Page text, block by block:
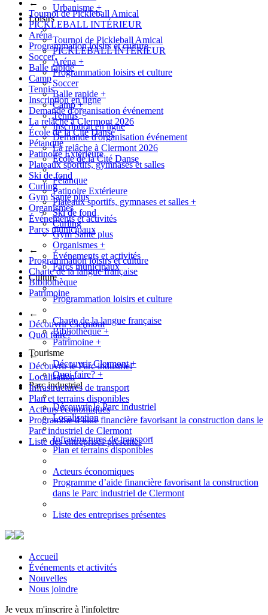
←
Tournoi de Pickleball Amical
PICKLEBALL INTÉRIEUR
Aréna
Programmation loisirs et culture
Soccer
Balle rapide
Camp
Tennis
Inscription en ligne
Demande d'organisation événement
La relâche à Clermont 2026
École de la Cité Danse
Pétanque
Patinoire Extérieure
Plateaux sportifs, gymnases et salles
Ski de fond
Curling
Gym Santé plus
Organismes
Événements et activités
Parcs municipaux
←
Programmation loisirs et culture
Charte de la langue française
Bibliothèque
Patrimoine
←
Découvrir Clermont
Quoi faire?
←
Découvrir le Parc industriel
Localisation
Infrastructures de transport
Plan et terrains disponibles
Acteurs économiques
Programme d’aide financière favorisant la construction dans le
Parc industriel de Clermont
Liste des entreprises présentes
Urbanisme +
Loisirs
Tournoi de Pickleball Amical
PICKLEBALL INTÉRIEUR
Aréna +
Programmation loisirs et culture
Soccer
Balle rapide +
Camp+
Tennis
Inscription en ligne
Demande d'organisation événement
La relâche à Clermont 2026
École de la Cité Danse
Pétanque
Patinoire Extérieure
Plateaux sportifs, gymnases et salles +
Ski de fond
Curling
Gym Santé plus
Organismes +
Événements et activités
Parcs municipaux
Culture
Programmation loisirs et culture
Charte de la langue française
Bibliothèque+
Patrimoine +
Tourisme
Découvrir Clermont+
Quoi faire? +
Parc industriel
Découvrir le Parc industriel
Localisation
Infrastructures de transport
Plan et terrains disponibles
Acteurs économiques
Programme d’aide financière favorisant la construction
dans le Parc industriel de Clermont
Liste des entreprises présentes
Accueil
Événements et activités
Nouvelles
Nous joindre
Je veux m'inscrire à l'infolettre